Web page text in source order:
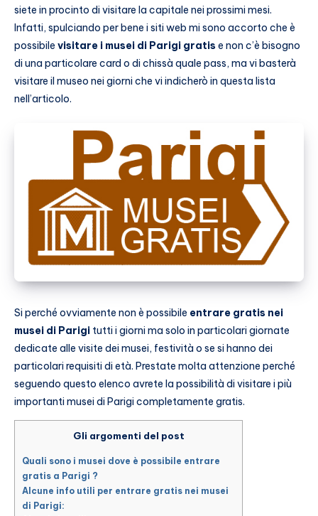
siete in procinto di visitare la capitale nei prossimi mesi.
Infatti, spulciando per bene i siti web mi sono accorto che è
possibile visitare i musei di Parigi gratis e non c’è bisogno
di una particolare card o di chissà quale pass, ma vi basterà
visitare il museo nei giorni che vi indicherò in questa lista
nell’articolo.
Si perché ovviamente non è possibile entrare gratis nei
musei di Parigi tutti i giorni ma solo in particolari giornate
dedicate alle visite dei musei, festività o se si hanno dei
particolari requisiti di età. Prestate molta attenzione perché
seguendo questo elenco avrete la possibilità di visitare i più
importanti musei di Parigi completamente gratis.
Gli argomenti del post
Quali sono i musei dove è possibile entrare
gratis a Parigi ?
Alcune info utili per entrare gratis nei musei
di Parigi: